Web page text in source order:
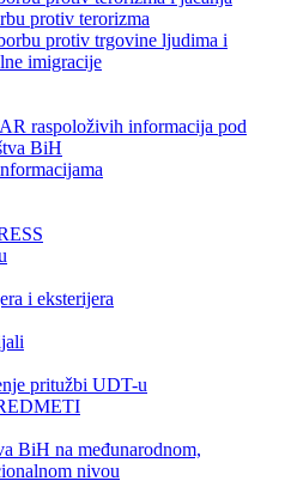
protiv terorizma
protiv trgovine ljudima i
imigracije
raspoloživih informacija pod
BiH
i eksterijera
pritužbi UDT-u
BiH na međunarodnom,
nivou